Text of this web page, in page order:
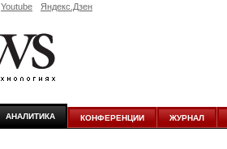
Youtube Яндекс.Дзен
АНАЛИТИКА КОНФЕРЕНЦИИ ЖУРНАЛ